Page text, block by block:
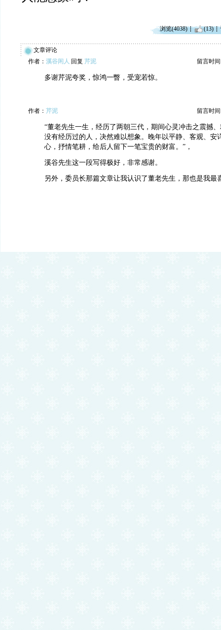
浏览(4038) (13)
文章评论
作者： 溪谷闲人 回复 芹泥 留言时间
多谢芹泥夸奖，惊鸿一瞥，受宠若惊。
作者： 芹泥 留言时间
“董老先生一生，经历了两朝三代，期间心灵冲击之震撼
没有经历过的人，决然难以想象。晚年以平静、客观、安
心，抒情笔耕，给后人留下一笔宝贵的财富。”，
溪谷先生这一段写得极好，非常感谢。
另外，委员长那篇文章让我认识了董老先生，那也是我最